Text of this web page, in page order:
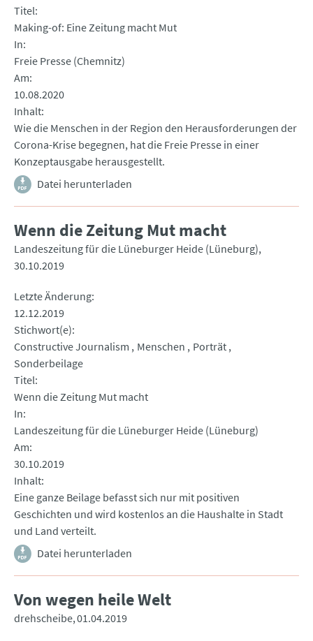
Titel
Making-of: Eine Zeitung macht Mut
In
Freie Presse (Chemnitz)
Am
10.08.2020
Inhalt
Wie die Menschen in der Region den Herausforderungen der
Corona-Krise begegnen, hat die Freie Presse in einer
Konzeptausgabe herausgestellt.
Datei herunterladen
Wenn die Zeitung Mut macht
Landeszeitung für die Lüneburger Heide (Lüneburg)
30.10.2019
Letzte Änderung
12.12.2019
Stichwort(e)
Constructive Journalism
Menschen
Porträt
Sonderbeilage
Titel
Wenn die Zeitung Mut macht
In
Landeszeitung für die Lüneburger Heide (Lüneburg)
Am
30.10.2019
Inhalt
Eine ganze Beilage befasst sich nur mit positiven
Geschichten und wird kostenlos an die Haushalte in Stadt
und Land verteilt.
Datei herunterladen
Von wegen heile Welt
drehscheibe 01.04.2019